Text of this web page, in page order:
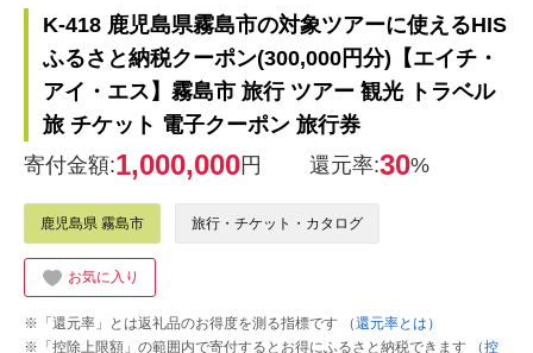
K-418 鹿児島県霧島市の対象ツアーに使えるHIS
ふるさと納税クーポン(300,000円分)【エイチ・
アイ・エス】霧島市 旅行 ツアー 観光 トラベル
旅 チケット 電子クーポン 旅行券
寄付金額:1,000,000円 還元率:30%
鹿児島県 霧島市 旅行・チケット・カタログ
お気に入り
※「還元率」とは返礼品のお得度を測る指標です
（還元率とは）
※「控除上限額」の範囲内で寄付するとお得にふるさと納税できます
（控